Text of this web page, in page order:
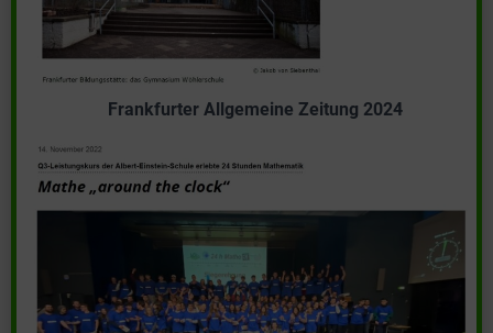
Frankfurter Allgemeine Zeitung 2024